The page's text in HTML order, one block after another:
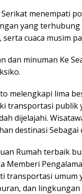
Serikat menempati
yang
cuaca musim
dan minuman Ke
melengkapi lima
transportasi publik
dijelajahi.
destinasi Sebagai
Rumah terbaik
Memberi
transportasi umum
dan